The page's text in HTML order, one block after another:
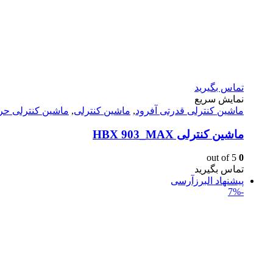
تماس بگیرید
نمایش سریع
ماشين كنترلى قدرتى آفرود, ماشین کنترلی, ماشین کنترلی
ماشین کنترلی HBX 903_MAX
0
تماس بگیرید
پیشنهاد البرزآرسی
-7%